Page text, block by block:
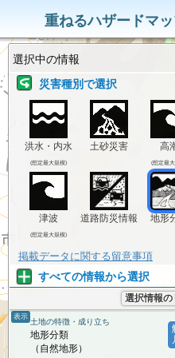
重ねるハザードマ
災害リスク情報
選択中の情報
災害種別で選択
洪水・内水
(想定最大規模)
土砂災害 高
(想定最
津波
(想定最大規模)
道路防災情報 地形
掲載データに関する留意事項
すべての情報から選択
選択情報の
表示
土地の特徴・成り立ち
地形分類
（自然地形）